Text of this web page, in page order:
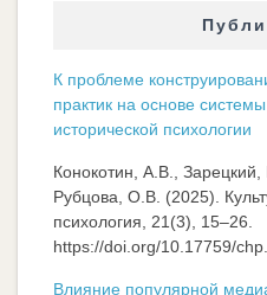
К проблеме
практик на основе
исторической психологии
Конокотин, А.В.,
Рубцова, О.В. (2025).
психология, 21(3), 15–26.
https://doi.org/10.17759/
Влияние популярной